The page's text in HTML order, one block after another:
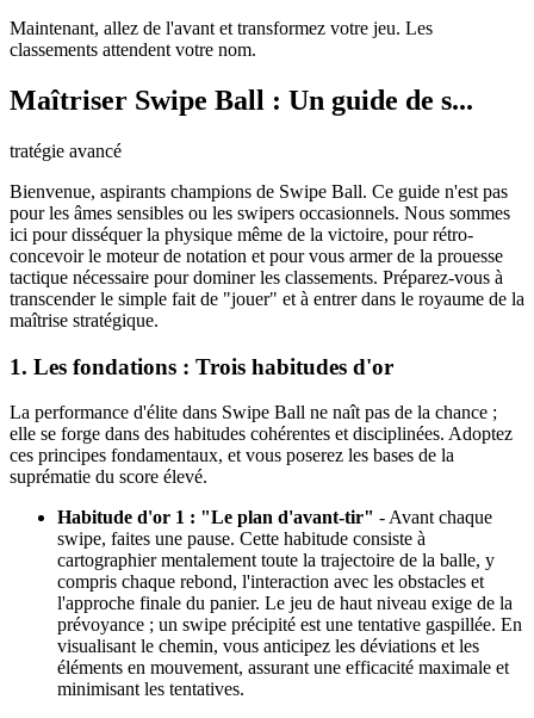
Maintenant, allez de l'avant et transformez votre jeu. Les
classements attendent votre nom.
Maîtriser Swipe Ball : Un guide de s...
tratégie avancé
Bienvenue, aspirants champions de Swipe Ball. Ce guide n'est pas
pour les âmes sensibles ou les swipers occasionnels. Nous sommes
ici pour disséquer la physique même de la victoire, pour rétro-
concevoir le moteur de notation et pour vous armer de la prouesse
tactique nécessaire pour dominer les classements. Préparez-vous à
transcender le simple fait de "jouer" et à entrer dans le royaume de la
maîtrise stratégique.
1. Les fondations : Trois habitudes d'or
La performance d'élite dans Swipe Ball ne naît pas de la chance ;
elle se forge dans des habitudes cohérentes et disciplinées. Adoptez
ces principes fondamentaux, et vous poserez les bases de la
suprématie du score élevé.
Habitude d'or 1 : "Le plan d'avant-tir" - Avant chaque
swipe, faites une pause. Cette habitude consiste à
cartographier mentalement toute la trajectoire de la balle, y
compris chaque rebond, l'interaction avec les obstacles et
l'approche finale du panier. Le jeu de haut niveau exige de la
prévoyance ; un swipe précipité est une tentative gaspillée. En
visualisant le chemin, vous anticipez les déviations et les
éléments en mouvement, assurant une efficacité maximale et
minimisant les tentatives.